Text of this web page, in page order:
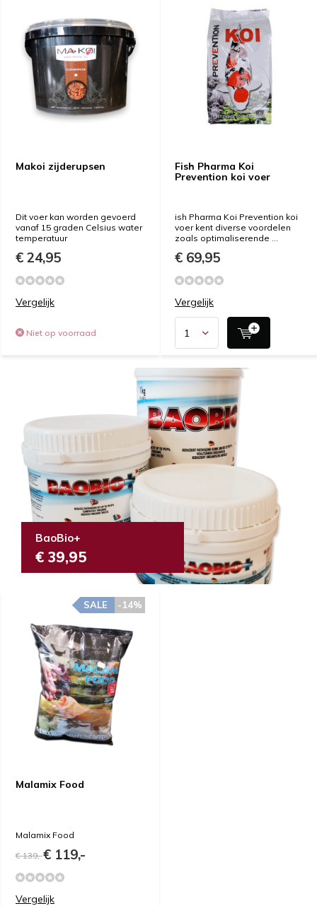
Makoi zijderupsen
Dit voer kan worden gevoerd
vanaf 15 graden Celsius water
temperatuur
€ 24,95
Vergelijk
Niet op voorraad
Fish Pharma Koi
Prevention koi voer
ish Pharma Koi Prevention koi
voer kent diverse voordelen
zoals optimaliserende ...
€ 69,95
Vergelijk
BaoBio+
€ 39,95
Malamix Food
-14%
SALE
Malamix Food
€ 139,-€ 119,-
Vergelijk